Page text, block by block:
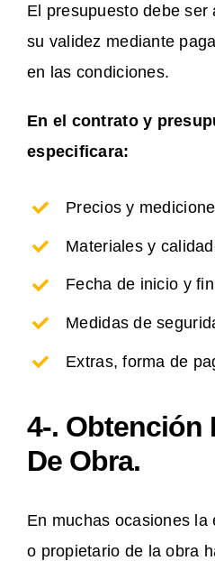
El presupuesto debe ser
su validez mediante
en las condiciones.
En el contrato y
especificara:
Precios y
Materiales y
Fecha de inicio y
Medidas de
Extras, forma de
4-. Obtención
De Obra.
En muchas ocasiones la
o propietario de la obra